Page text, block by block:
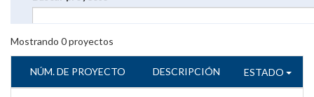
Mostrando 0proyectos
NÚM. DE PROYECTO DESCRIPCIÓN ESTADO